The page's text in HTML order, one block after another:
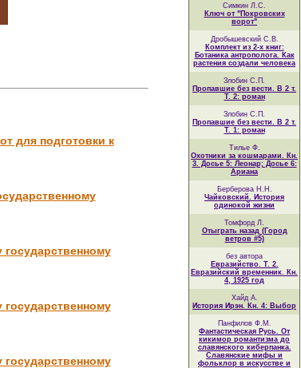
для подготовки к
Симкин Л.С.
Ключ от "Покровских
ворот"
Дробышевский С.В.
Комплект из 2-х книг:
Ботаника антрополога. Как
растения создали человека
Злобин С.П.
Пропавшие без вести. В 2 т.
Т. 2: роман
Злобин С.П.
Пропавшие без вести. В 2 т.
Т. 1: роман
Тилье Ф.
Охотники за кошмарами. Кн.
3. Досье 5: Леонар; Досье 6:
Ариана
Берберова Н.Н.
Чайковский. История
одинокой жизни
Томфорд Л.
Отыграть назад (Город
ветров #5)
без автора
Евразийство. Т. 2.
Евразийский временник. Кн.
4, 1925 год
Хайд А.
История Ирэн. Кн. 4: Выбор
Панфилов Ф.М.
Фантастическая Русь. От
кикимор романтизма до
славянского киберпанка.
Славянские мифы и
фольклор в искусстве и